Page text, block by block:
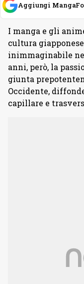
Aggiungi
I manga e gli
cultura
inimmaginabile
anni, però, la
giunta
Occidente,
capillare e